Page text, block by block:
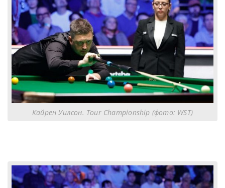
Кайрен Уилсон. Tour Championship (фото: WST)